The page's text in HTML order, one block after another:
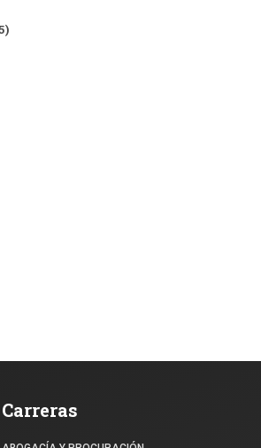
Carreras